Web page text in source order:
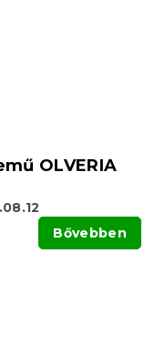
OLVERIA
Bővebben